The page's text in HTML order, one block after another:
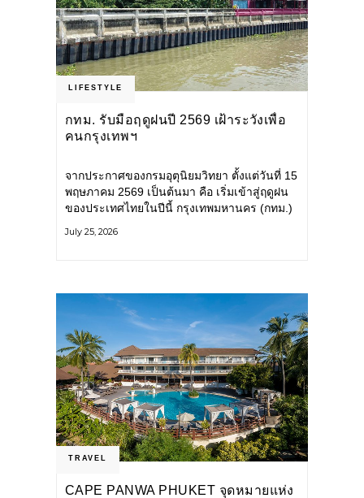
LIFESTYLE
กทม. รับมือฤดูฝนปี 2569 เฝ้าระวังเพื่อ
คนกรุงเทพฯ
จากประกาศของกรมอุตุนิยมวิทยา ตั้งแต่วันที่ 15
พฤษภาคม 2569 เป็นต้นมา คือ เริ่มเข้าสู่ฤดูฝน
ของประเทศไทยในปีนี้ กรุงเทพมหานคร (กทม.)
โครงสร้างพื้นฐาน
July 25, 2026
TRAVEL
CAPE PANWA PHUKET จุดหมายแห่ง